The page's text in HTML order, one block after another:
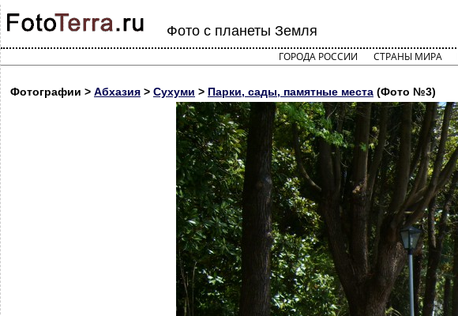
Фото с планеты Земля
ГОРОДА РОССИИ СТРАНЫ МИРА
Фотографии > Абхазия > Сухуми > Парки, сады, памятные места (Фото №3)